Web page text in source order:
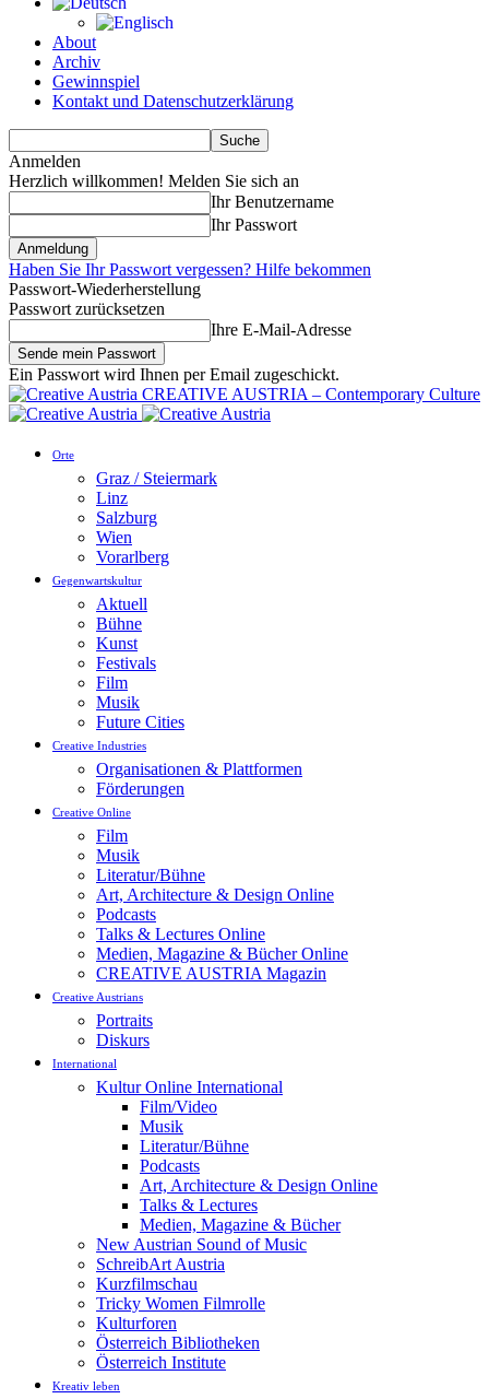
About
Archiv
Gewinnspiel
Kontakt und Datenschutzerklärung
Anmelden
Herzlich willkommen! Melden Sie sich an
Ihr Benutzername
Ihr Passwort
Haben Sie Ihr Passwort vergessen? Hilfe bekommen
Passwort-Wiederherstellung
Passwort zurücksetzen
Ihre E-Mail-Adresse
Ein Passwort wird Ihnen per Email zugeschickt.
CREATIVE AUSTRIA – Contemporary Culture
Orte
Graz / Steiermark
Linz
Salzburg
Wien
Vorarlberg
Gegenwartskultur
Aktuell
Bühne
Kunst
Festivals
Film
Musik
Future Cities
Creative Industries
Organisationen & Plattformen
Förderungen
Creative Online
Film
Musik
Literatur/Bühne
Art, Architecture & Design Online
Podcasts
Talks & Lectures Online
Medien, Magazine & Bücher Online
CREATIVE AUSTRIA Magazin
Creative Austrians
Portraits
Diskurs
International
Kultur Online International
Film/Video
Musik
Literatur/Bühne
Podcasts
Art, Architecture & Design Online
Talks & Lectures
Medien, Magazine & Bücher
New Austrian Sound of Music
SchreibArt Austria
Kurzfilmschau
Tricky Women Filmrolle
Kulturforen
Österreich Bibliotheken
Österreich Institute
Kreativ leben